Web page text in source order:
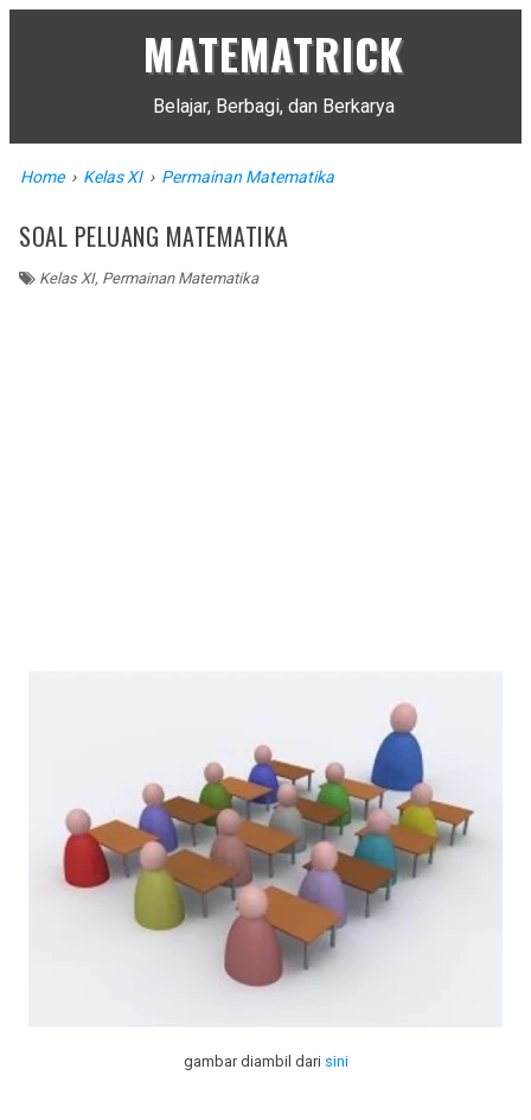
MATEMATRICK
Belajar, Berbagi, dan Berkarya
Home › Kelas XI › Permainan Matematika
SOAL PELUANG MATEMATIKA
Kelas XI, Permainan Matematika
gambar diambil dari sini